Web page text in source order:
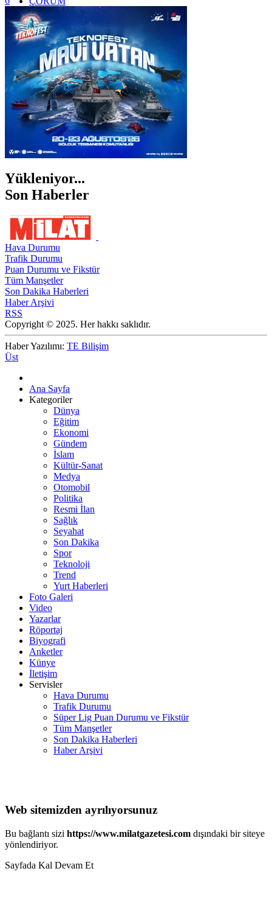
İSTANBUL
İZMİR
ŞANLIURFA
ŞIRNAK
Yükleniyor...
Son Haberler
Hava Durumu
Trafik Durumu
Puan Durumu ve Fikstür
Tüm Manşetler
Son Dakika Haberleri
Haber Arşivi
RSS
Copyright © 2025. Her hakkı saklıdır.
Haber Yazılımı: TE Bilişim
Üst
Ana Sayfa
Kategoriler
Dünya
Eğitim
Ekonomi
Gündem
İslam
Kültür-Sanat
Medya
Otomobil
Politika
Resmi İlan
Sağlık
Seyahat
Son Dakika
Spor
Teknoloji
Trend
Yurt Haberleri
Foto Galeri
Video
Yazarlar
Röportaj
Biyografi
Anketler
Künye
İletişim
Servisler
Hava Durumu
Trafik Durumu
Süper Lig Puan Durumu ve Fikstür
Tüm Manşetler
Son Dakika Haberleri
Haber Arşivi
Web sitemizden ayrılıyorsunuz
Bu bağlantı sizi https://www.milatgazetesi.com dışındaki bir siteye
yönlendiriyor.
Sayfada Kal Devam Et